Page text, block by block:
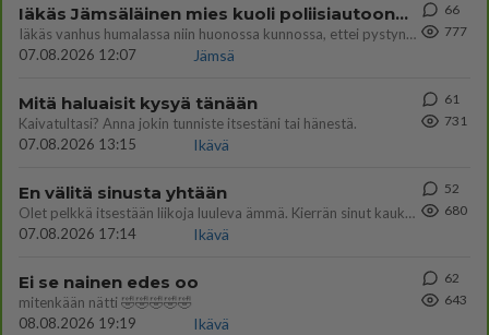
Iäkäs Jämsäläinen mies kuoli poliisiautoon matkalla Jyväskylän putkaan
Iäkäs vanhus humalassa niin huonossa kunnossa, ettei pystynyt huolehtimaan itsestään niin ainoa apu sillä hetkellä oli
07.08.2026 12:07
Jämsä
66
777
Mitä haluaisit kysyä tänään
Kaivatultasi? Anna jokin tunniste itsestäni tai hänestä.
07.08.2026 13:15
Ikävä
61
731
En välitä sinusta yhtään
Olet pelkkä itsestään liikoja luuleva ämmä. Kierrän sinut kaukaa nyt ja aina. Olit mulle pelkkä lelu vaan.
07.08.2026 17:14
Ikävä
52
680
Ei se nainen edes oo
mitenkään nätti 🤣🤣🤣🤣🤣
08.08.2026 19:19
Ikävä
62
643